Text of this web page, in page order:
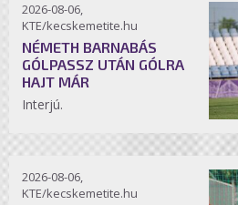
2026-08-06,
KTE/kecskemetite.hu
NÉMETH BARNABÁS
GÓLPASSZ UTÁN GÓLRA
HAJT MÁR
Interjú.
2026-08-06,
KTE/kecskemetite.hu